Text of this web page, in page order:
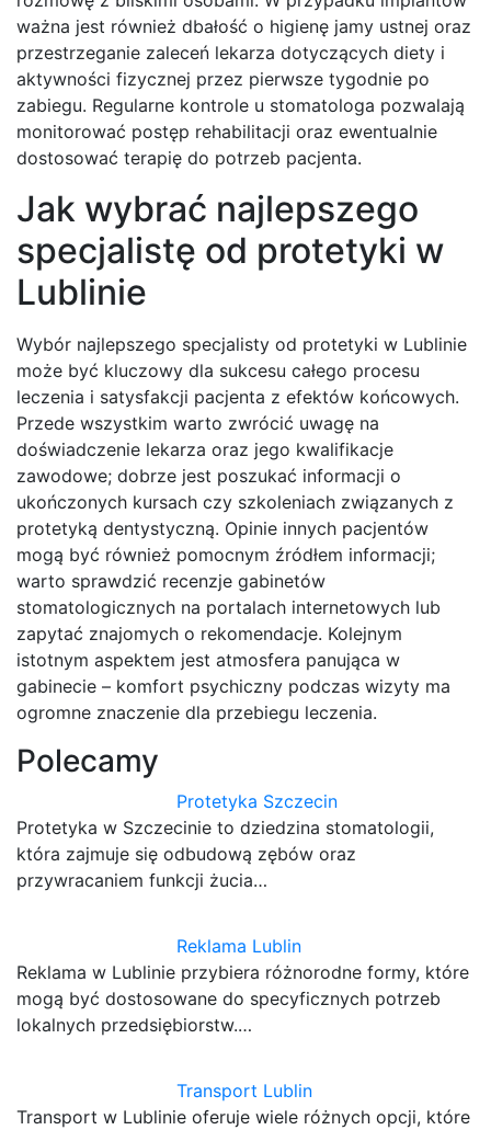
ważna jest również dbałość o higienę jamy ustnej oraz
przestrzeganie zaleceń lekarza dotyczących diety i
aktywności fizycznej przez pierwsze tygodnie po
zabiegu. Regularne kontrole u stomatologa pozwalają
monitorować postęp rehabilitacji oraz ewentualnie
dostosować terapię do potrzeb pacjenta.
Jak wybrać najlepszego
specjalistę od protetyki w
Lublinie
Wybór najlepszego specjalisty od protetyki w Lublinie
może być kluczowy dla sukcesu całego procesu
leczenia i satysfakcji pacjenta z efektów końcowych.
Przede wszystkim warto zwrócić uwagę na
doświadczenie lekarza oraz jego kwalifikacje
zawodowe; dobrze jest poszukać informacji o
ukończonych kursach czy szkoleniach związanych z
protetyką dentystyczną. Opinie innych pacjentów
mogą być również pomocnym źródłem informacji;
warto sprawdzić recenzje gabinetów
stomatologicznych na portalach internetowych lub
zapytać znajomych o rekomendacje. Kolejnym
istotnym aspektem jest atmosfera panująca w
gabinecie – komfort psychiczny podczas wizyty ma
ogromne znaczenie dla przebiegu leczenia.
Polecamy
Protetyka Szczecin
Protetyka w Szczecinie to dziedzina stomatologii,
która zajmuje się odbudową zębów oraz
przywracaniem funkcji żucia…
Reklama Lublin
Reklama w Lublinie przybiera różnorodne formy, które
mogą być dostosowane do specyficznych potrzeb
lokalnych przedsiębiorstw.…
Transport Lublin
Transport w Lublinie oferuje wiele różnych opcji, które